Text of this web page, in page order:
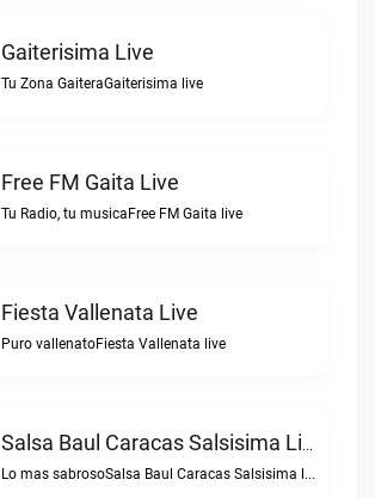
Gaiterisima Live
Tu Zona GaiteraGaiterisima live
Free FM Gaita Live
Tu Radio, tu musicaFree FM Gaita live
Fiesta Vallenata Live
Puro vallenatoFiesta Vallenata live
Salsa Baul Caracas Salsisima Live
Lo mas sabrosoSalsa Baul Caracas Salsisima live